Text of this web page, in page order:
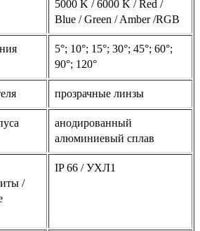
5000 K / 6000 K / Red /
Blue / Green / Amber /RGB
5°; 10°; 15°; 30°; 45°; 60°;
90°; 120°
прозрачные линзы
анодированный
алюминиевый сплав
/
IP 66 / УХЛ1